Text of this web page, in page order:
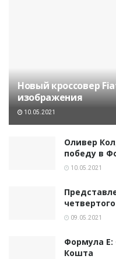
Новый кроссовер
изображения
10.05.2021
Оливер
победу в
10.05.2021
09.05.2021
Формула E:
Кошта